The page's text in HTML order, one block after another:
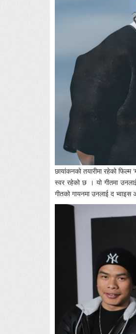
छायांकनको तयारीमा रहेको
स्वर रहेको छ । यो गीतमा
गीतको गायनमा उनलाई द